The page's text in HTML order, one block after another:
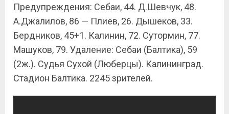
Предупреждения: Себаи, 44. Д.Шевчук, 48.
А.Джалилов, 86 — Плиев, 26. Дышеков, 33.
Бердников, 45+1. Калинин, 72. Сутормин, 77.
Машуков, 79. Удаление: Себаи (Балтика), 59
(2ж.). Судья Сухой (Люберцы). Калининград.
Стадион Балтика. 2245 зрителей.